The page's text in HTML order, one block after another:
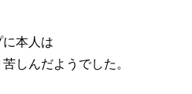
本人は
しんだようでした。